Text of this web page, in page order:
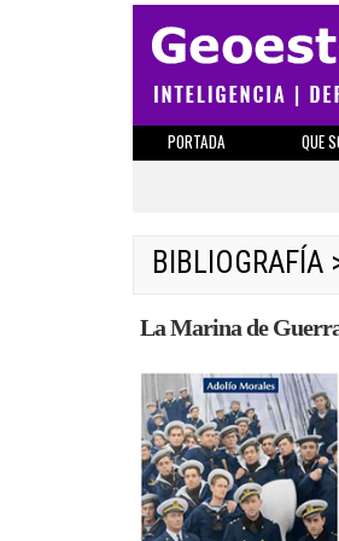
PORTADA QUE
BIBLIOGRAFÍA
La Marina de